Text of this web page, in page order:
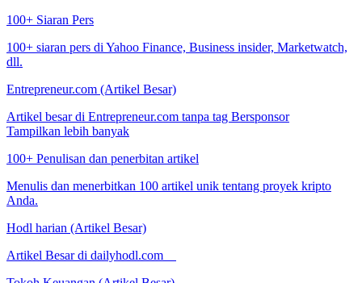
100+ Siaran Pers
100+ siaran pers di Yahoo Finance, Business insider, Marketwatch,
dll.
Entrepreneur.com (Artikel Besar)
Artikel besar di Entrepreneur.com tanpa tag Bersponsor
Tampilkan lebih banyak
100+ Penulisan dan penerbitan artikel
Menulis dan menerbitkan 100 artikel unik tentang proyek kripto
Anda.
Hodl harian (Artikel Besar)
Artikel Besar di dailyhodl.com